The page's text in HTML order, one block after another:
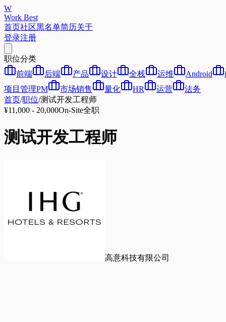
W
Work Best
首页社区黑名单简历关于
登录注册
职位分类
前端
后端 产品 设计 全栈 运维 Android
项目管理PM
市场销售 量化 HR 运营
法务
首页/职位/测试开发工程师
¥11,000 - 20,000On-Site全职
测试开发工程师
高意科技有限公司